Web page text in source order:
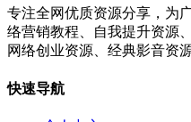
专注全网优质资源分享，为
络营销教程、自我提升资源
网络创业资源、经典影音资
快速导航